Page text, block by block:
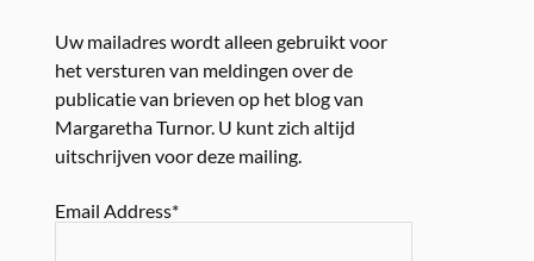
Uw mailadres wordt alleen gebruikt voor
het versturen van meldingen over de
publicatie van brieven op het blog van
Margaretha Turnor. U kunt zich altijd
uitschrijven voor deze mailing.
Email Address*